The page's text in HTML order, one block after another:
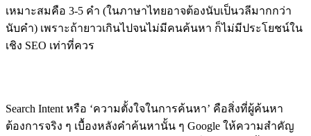
เหมาะสมคือ 3-5 คำ (ในภาษาไทยอาจต้องนับเป็นวลีมากกว่า
นับคำ) เพราะถ้ายาวเกินไปจนไม่มีคนค้นหา ก็ไม่มีประโยชน์ใน
เชิง SEO เท่าที่ควร
Search Intent หรือ ‘ความตั้งใจในการค้นหา’ คือสิ่งที่ผู้ค้นหา
ต้องการจริง ๆ เบื้องหลังคำค้นหานั้น ๆ Google ให้ความสำคัญ